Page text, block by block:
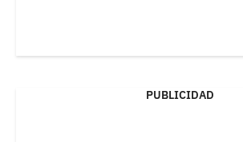
PUBLICIDAD